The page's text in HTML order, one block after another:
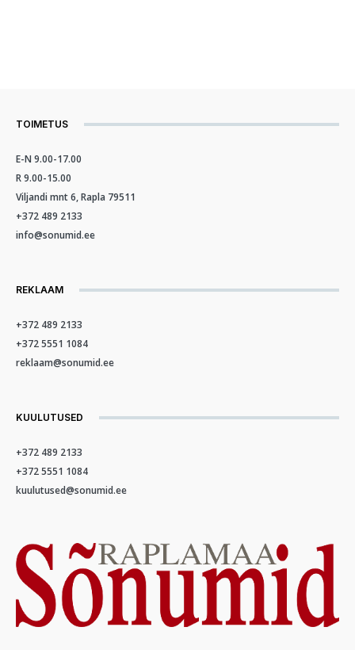
TOIMETUS
E-N 9.00-17.00
R 9.00-15.00
Viljandi mnt 6, Rapla 79511
+372 489 2133
info@sonumid.ee
REKLAAM
+372 489 2133
+372 5551 1084
reklaam@sonumid.ee
KUULUTUSED
+372 489 2133
+372 5551 1084
kuulutused@sonumid.ee